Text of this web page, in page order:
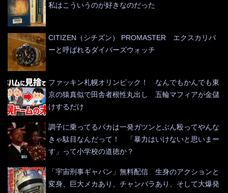
私はこういうのが好きなのだった
CITIZEN（シチズン） PROMASTER エクスカリバ
ーと呼ばれるダイバーズウォッチ
ファッキン札幌オリンピック！ なんでもかんでも東
京の猿真似で田舎者根性丸出し 五輪マフィアが金儲
けするだけ
調子に乗ってるバカは一発ガツンとぶん殴ってやんな
きゃ駄目なんだって！ 「暴力はいけないと思いまー
す」って小学校の道徳か？
「宇宙刑事ギャバン」無料配信 生身のアクションと
変身、巨大メカあり、チャンバラあり、そして大爆発